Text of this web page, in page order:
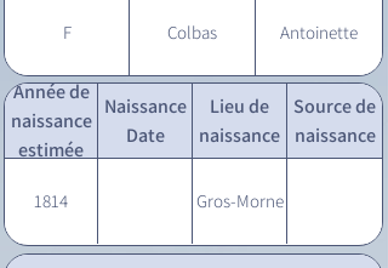
F Colbas Antoinette
Année de
naissance
estimée
Naissance
Date
Lieu de
naissance
Source de
naissance
1814 Gros-Morne